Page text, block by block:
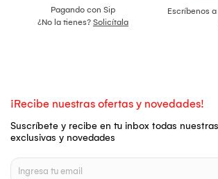
Pagando con Sip
¿No la tienes? Solicítala
Escríbenos
¡Recibe nuestras ofertas y novedades!
Suscríbete y recibe en tu inbox todas
exclusivas y novedades